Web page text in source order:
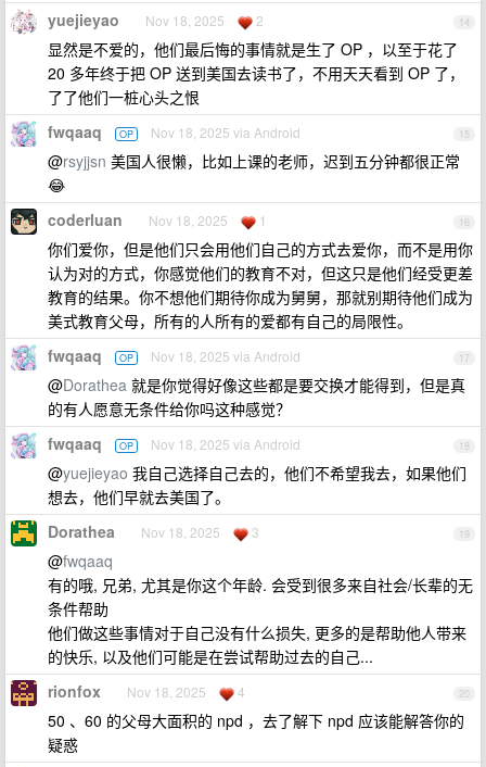
14
yuejieyao Nov 18, 2025 2
显然是不爱的，他们最后悔的事情就是生了 OP ，以至于花了
20 多年终于把 OP 送到美国去读书了，不用天天看到 OP 了，
了了他们一桩心头之恨
15
fwqaaq OP Nov 18, 2025 via Android
@rsyjjsn 美国人很懒，比如上课的老师，迟到五分钟都很正常
😂
16
coderluan Nov 18, 2025 1
你们爱你，但是他们只会用他们自己的方式去爱你，而不是用你
认为对的方式，你感觉他们的教育不对，但这只是他们经受更差
教育的结果。你不想他们期待你成为舅舅，那就别期待他们成为
美式教育父母，所有的人所有的爱都有自己的局限性。
17
fwqaaq OP Nov 18, 2025 via Android
@Dorathea 就是你觉得好像这些都是要交换才能得到，但是真
的有人愿意无条件给你吗这种感觉？
18
fwqaaq OP Nov 18, 2025 via Android
@yuejieyao 我自己选择自己去的，他们不希望我去，如果他们
想去，他们早就去美国了。
19
Dorathea Nov 18, 2025 3
@fwqaaq
有的哦, 兄弟, 尤其是你这个年龄. 会受到很多来自社会/长辈的无
条件帮助
他们做这些事情对于自己没有什么损失, 更多的是帮助他人带来
的快乐, 以及他们可能是在尝试帮助过去的自己...
20
rionfox Nov 18, 2025 4
50 、60 的父母大面积的 npd ，去了解下 npd 应该能解答你的
疑惑